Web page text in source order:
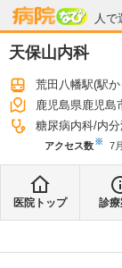
人で
病院
天保山内科
荒田八幡駅(駅か
鹿児島県鹿児島
糖尿病内科 内
アクセス数※ 7月
医院トップ 診